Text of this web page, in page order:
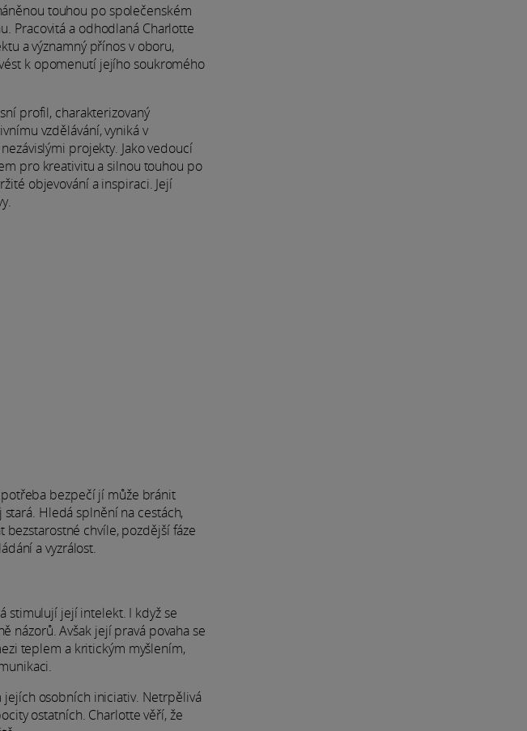
touhou po společenském
Pracovitá a odhodlaná Charlotte
a významný přínos v oboru,
k opomenutí jejího soukromého
profil, charakterizovaný
vzdělávání, vyniká v
projekty. Jako vedoucí
pro kreativitu a silnou touhou po
objevování a inspiraci. Její
potřeba bezpečí jí může bránit
Hledá splnění na cestách,
chvíle, pozdější fáze
a vyzrálost.
stimulují její intelekt. I když se
názorů. Avšak její pravá povaha se
teplem a kritickým myšlením,
osobních iniciativ. Netrpělivá
ostatních. Charlotte věří, že